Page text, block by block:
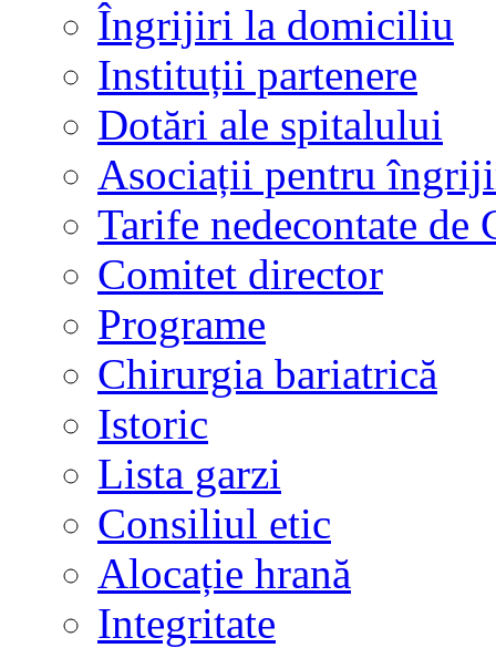
Îngrijiri la domiciliu
Instituții partenere
Dotări ale spitalului
Asociații pentru
Tarife nedecontate de
Comitet director
Programe
Chirurgia bariatrică
Istoric
Lista garzi
Consiliul etic
Alocație hrană
Integritate